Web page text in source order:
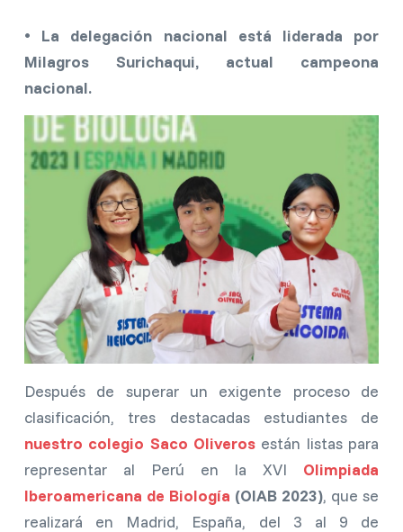
• La delegación nacional está liderada por
Milagros Surichaqui, actual campeona
nacional.
Después de superar un exigente proceso de
clasificación, tres destacadas estudiantes de
nuestro colegio Saco Oliveros están listas para
representar al Perú en la XVI Olimpiada
Iberoamericana de Biología (OIAB 2023), que se
realizará en Madrid, España, del 3 al 9 de